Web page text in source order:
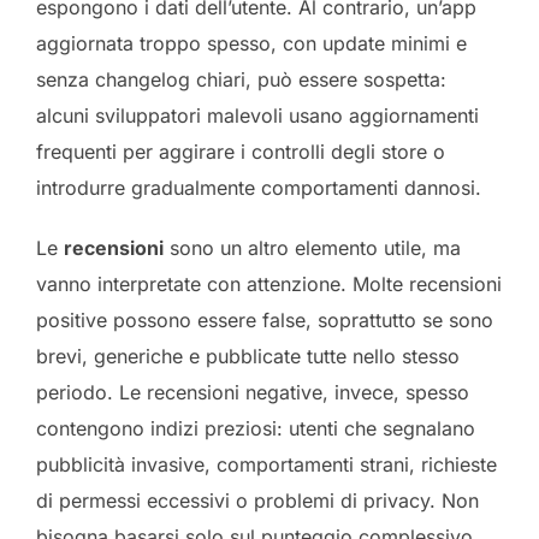
espongono i dati dell’utente. Al contrario, un’app
aggiornata troppo spesso, con update minimi e
senza changelog chiari, può essere sospetta:
alcuni sviluppatori malevoli usano aggiornamenti
frequenti per aggirare i controlli degli store o
introdurre gradualmente comportamenti dannosi.
Le recensioni sono un altro elemento utile, ma
vanno interpretate con attenzione. Molte recensioni
positive possono essere false, soprattutto se sono
brevi, generiche e pubblicate tutte nello stesso
periodo. Le recensioni negative, invece, spesso
contengono indizi preziosi: utenti che segnalano
pubblicità invasive, comportamenti strani, richieste
di permessi eccessivi o problemi di privacy. Non